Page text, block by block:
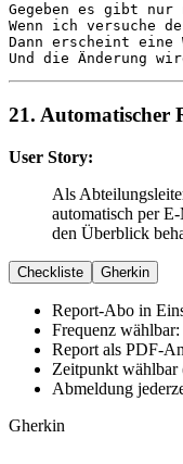
Gegeben
Wenn
Dann
Und
die Änderung
21. Automatischer
User Story:
Als
automatisch per
den Überblick
Checkliste Gherkin
Report-Abo in
Frequenz
Report als PDF-
Zeitpunkt
Abmeldung
Gherkin